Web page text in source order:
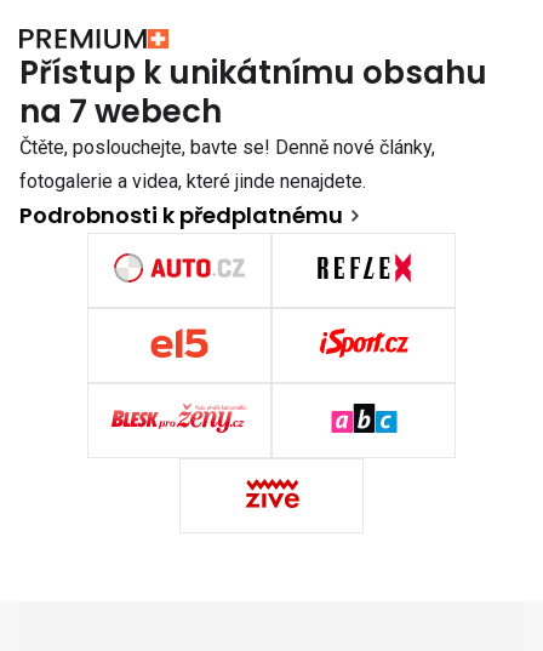
Přístup k unikátnímu obsahu
na 7 webech
Čtěte, poslouchejte, bavte se! Denně nové články,
fotogalerie a videa, které jinde nenajdete.
Podrobnosti k předplatnému